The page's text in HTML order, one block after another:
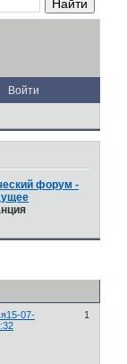
Войти
форум -
1
15-07-